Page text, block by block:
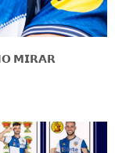
𝗠𝗜𝗥𝗔𝗥